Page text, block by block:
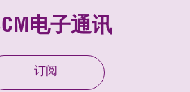
电子通讯
订阅